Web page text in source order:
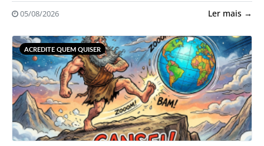
05/08/2026 Ler mais →
ACREDITE QUEM QUISER